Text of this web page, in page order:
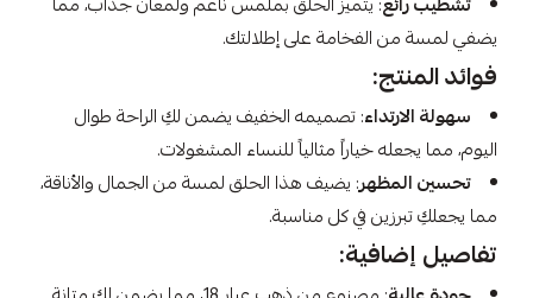
يضفي لمسة من الفخامة على إطلالتك.
فوائد المنتج:
سهولة الارتداء: تصميمه الخفيف يضمن لكِ الراحة طوال
اليوم، مما يجعله خياراً مثالياً للنساء المشغولات.
تحسين المظهر: يضيف هذا الحلق لمسة من الجمال والأناقة،
مما يجعلكِ تبرزين في كل مناسبة.
تفاصيل إضافية: